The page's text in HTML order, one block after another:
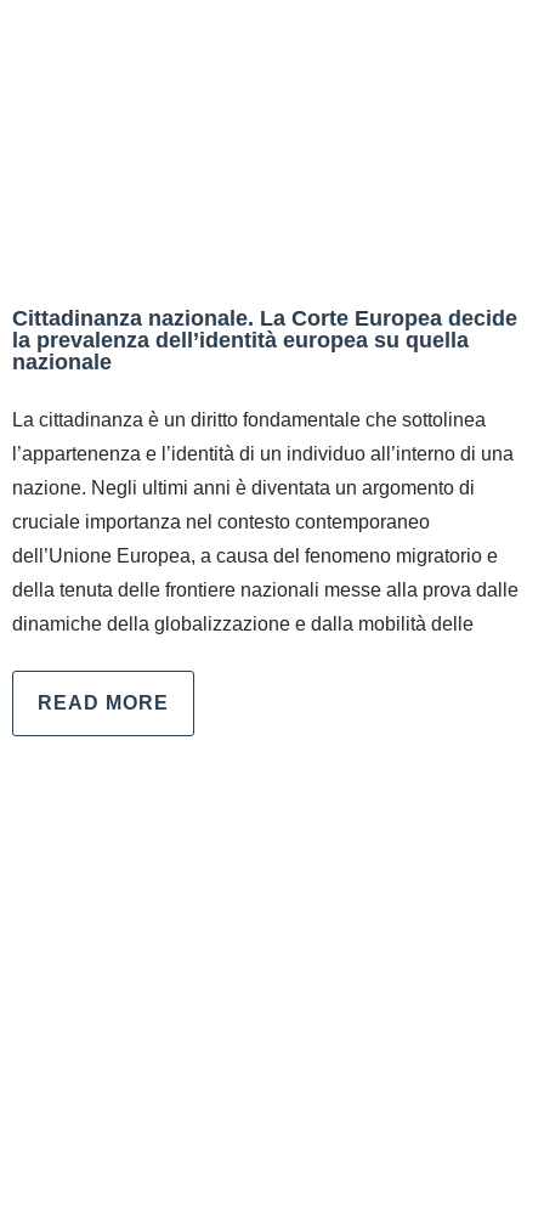
Cittadinanza nazionale. La Corte Europea decide
la prevalenza dell’identità europea su quella
nazionale
La cittadinanza è un diritto fondamentale che sottolinea
l’appartenenza e l’identità di un individuo all’interno di una
nazione. Negli ultimi anni è diventata un argomento di
cruciale importanza nel contesto contemporaneo
dell’Unione Europea, a causa del fenomeno migratorio e
della tenuta delle frontiere nazionali messe alla prova dalle
dinamiche della globalizzazione e dalla mobilità delle
READ MORE